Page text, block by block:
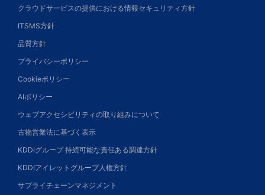
クラウドサービスの提供における情報セキュリティ方針
ITSMS方針
品質方針
プライバシーポリシー
Cookieポリシー
AIポリシー
ウェブアクセシビリティの取り組みについて
古物営業法に基づく表示
KDDIグループ 持続可能な責任ある調達方針
KDDIアイレットグループ人権方針
サプライチェーンマネジメント